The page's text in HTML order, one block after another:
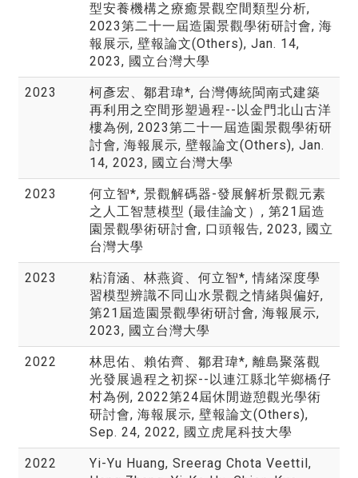
型安養機構之療癒景觀空間類型分析,
2023第二十一屆造園景觀學術研討會, 海
報展示, 壁報論文(Others), Jan. 14,
2023, 國立台灣大學
2023
柯彥宏、鄒君瑋*, 台灣傳統閩南式建築
再利用之空間形塑過程--以金門北山古洋
樓為例, 2023第二十一屆造園景觀學術研
討會, 海報展示, 壁報論文(Others), Jan.
14, 2023, 國立台灣大學
2023
何立智*, 景觀解碼器-發展解析景觀元素
之人工智慧模型 (最佳論文）, 第21屆造
園景觀學術研討會, 口頭報告, 2023, 國立
台灣大學
2023
粘淯涵、林燕資、何立智*, 情緒深度學
習模型辨識不同山水景觀之情緒與偏好,
第21屆造園景觀學術研討會, 海報展示,
2023, 國立台灣大學
2022
林思佑、賴佑齊、鄒君瑋*, 離島聚落觀
光發展過程之初探--以連江縣北竿鄉橋仔
村為例, 2022第24屆休閒遊憩觀光學術
研討會, 海報展示, 壁報論文(Others),
Sep. 24, 2022, 國立虎尾科技大學
2022
Yi-Yu Huang, Sreerag Chota Veettil,